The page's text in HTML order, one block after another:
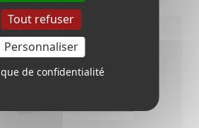
Tout refuser
Personnaliser
de confidentialité